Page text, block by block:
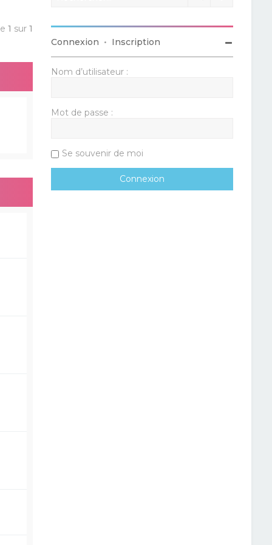
1 sur1
Connexion • Inscription
Nom d’utilisateur :
Mot de passe :
Se souvenir de moi